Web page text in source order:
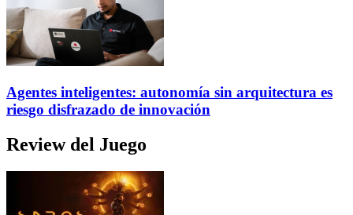
Agentes inteligentes: autonomía sin arquitectura es
riesgo disfrazado de innovación
Review del Juego